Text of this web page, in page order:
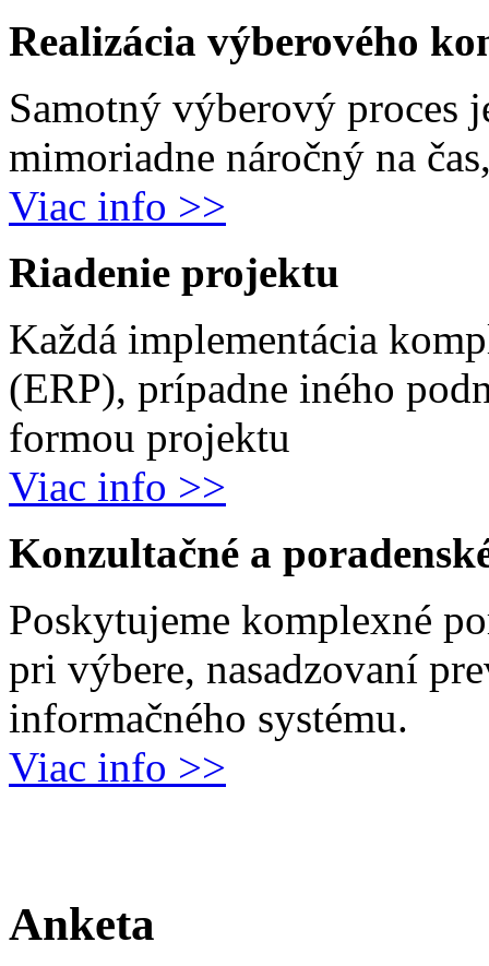
Realizácia výberového
Samotný výberový proces
mimoriadne náročný na
Viac info >>
Riadenie projektu
Každá implementácia
(ERP), prípadne iného
formou projektu
Viac info >>
Konzultačné a
Poskytujeme komplexné
pri výbere, nasadzovaní
informačného systému.
Viac info >>
Anketa